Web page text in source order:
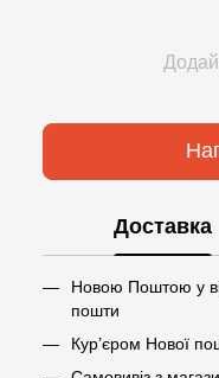
Доставка
Новою Поштою у
пошти
Кур’єром Нової